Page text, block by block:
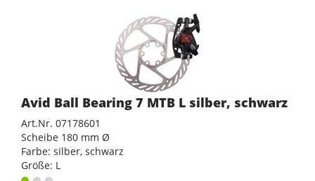
Avid Ball Bearing 7 MTB L silber, schwarz
Art.Nr. 07178601
Scheibe 180 mm Ø
Farbe: silber, schwarz
Größe: L